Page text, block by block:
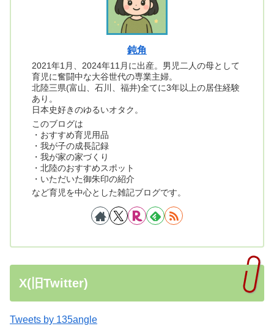
鈍角
2021年1月、2024年11月に出産。男児二人の母として
育児に奮闘中な大谷世代の専業主婦。
北陸三県(富山、石川、福井)全てに3年以上の居住経験
あり。
日本史好きのゆるいオタク。
このブログは
・おすすめ育児用品
・我が子の成長記録
・我が家の家づくり
・北陸のおすすめスポット
・いただいた御朱印の紹介
など育児を中心とした雑記ブログです。
X(旧Twitter)
Tweets by 135angle